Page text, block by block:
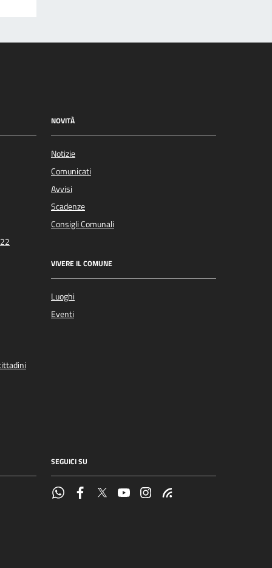
NOVITÀ
Notizie
Comunicati
Avvisi
Scadenze
Consigli Comunali
VIVERE IL COMUNE
Luoghi
Eventi
SEGUICI SU